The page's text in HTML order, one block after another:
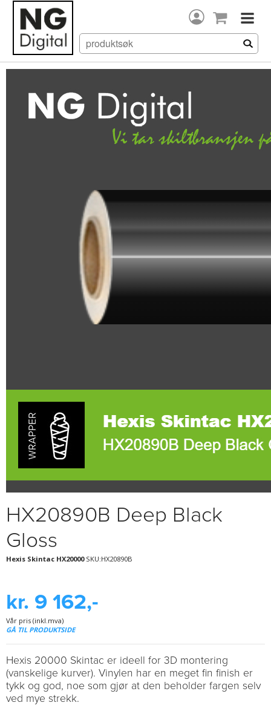
HX20890B Deep Black
Gloss
Hexis Skintac HX20000SKU:HX20890B
kr. 9 162,-
Vår pris (inkl.mva)
GÅ TIL PRODUKTSIDE
Hexis 20000 Skintac er ideell for 3D montering
(vanskelige kurver). Vinylen har en meget fin finish er
tykk og god, noe som gjør at den beholder fargen selv
ved mye strekk.